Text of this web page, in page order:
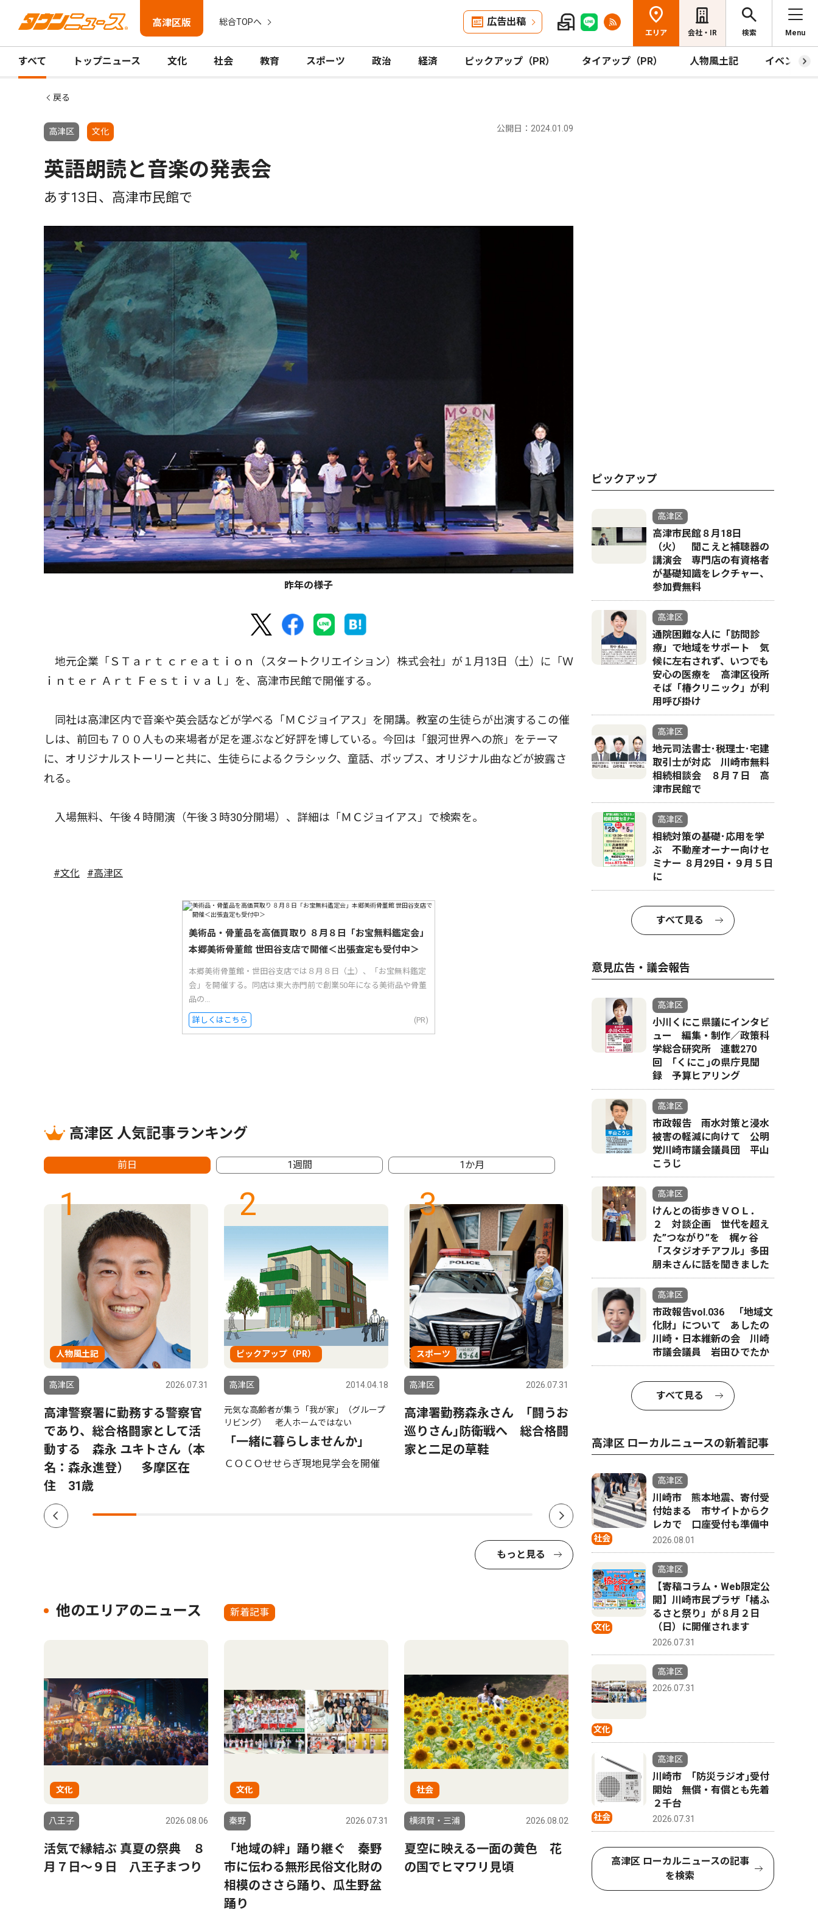
高津区版 総合TOPへ 広告出稿
エリア 会社・IR 検索 Menu
すべて トップニュース 文化 社会 教育 スポーツ 政治 経済 ピックアップ（PR） タイアップ（PR） 人物風土記 イベント
戻る
高津区 文化 公開日：2024.01.09
英語朗読と音楽の発表会
あす13日、高津市民館で
昨年の様子
地元企業「ＳＴａｒｔ ｃｒｅａｔｉｏｎ（スタートクリエイション）株式会社」が１月13日（土）に「Ｗ
ｉｎｔｅｒ Ａｒｔ Ｆｅｓｔｉｖａｌ」を、高津市民館で開催する。
同社は高津区内で音楽や英会話などが学べる「ＭＣジョイアス」を開講。教室の生徒らが出演するこの催
しは、前回も７００人もの来場者が足を運ぶなど好評を博している。今回は「銀河世界への旅」をテーマ
に、オリジナルストーリーと共に、生徒らによるクラシック、童話、ポップス、オリジナル曲などが披露さ
れる。
入場無料、午後４時開演（午後３時30分開場）、詳細は「ＭＣジョイアス」で検索を。
#文化 #高津区
美術品・骨董品を高価買取り ８月８日「お宝無料鑑定会」
本郷美術骨董館 世田谷支店で開催＜出張査定も受付中＞
本郷美術骨董館・世田谷支店では８月８日（土）、「お宝無料鑑定
会」を開催する。同店は東大赤門前で創業50年になる美術品や骨董
品の...
詳しくはこちら (PR)
高津区 人気記事ランキング
前日 1週間 1か月
1
人物風土記
高津区 2026.07.31
高津警察署に勤務する警察官
であり、総合格闘家として活
動する 森永 ユキトさん（本
名：森永進登） 多摩区在
住 31歳
2
ピックアップ（PR）
高津区 2014.04.18
元気な高齢者が集う「我が家」（グループ
リビング） 老人ホームではない
「一緒に暮らしませんか」
ＣＯＣＯせせらぎ現地見学会を開催
3
スポーツ
高津区 2026.07.31
高津署勤務森永さん ｢闘うお
巡りさん｣防衛戦へ 総合格闘
家と二足の草鞋
4
2026.06.24
【川崎市高津区】「ラウンド
「ニトリ」の事業計画も明ら
台
もっと見る
他のエリアのニュース 新着記事
文化
八王子 2026.08.06
活気で縁結ぶ 真夏の祭典 ８
月７日〜９日 八王子まつり
文化
秦野 2026.07.31
「地域の絆」踊り継ぐ 秦野
市に伝わる無形民俗文化財の
相模のささら踊り、瓜生野盆
踊り
社会
横須賀・三浦 2026.08.02
夏空に映える一面の黄色 花
の国でヒマワリ見頃
ピックアップ
高津区
高津市民館８月18日
（火） 聞こえと補聴器の
講演会 専門店の有資格者
が基礎知識をレクチャー、
参加費無料
高津区
通院困難な人に「訪問診
療」で地域をサポート 気
候に左右されず、いつでも
安心の医療を 高津区役所
そば「椿クリニック」が利
用呼び掛け
高津区
地元司法書士･税理士･宅建
取引士が対応 川崎市無料
相続相談会 ８月７日 高
津市民館で
高津区
相続対策の基礎･応用を学
ぶ 不動産オーナー向けセ
ミナー ８月29日・９月５日
に
すべて見る
意見広告・議会報告
高津区
小川くにこ県議にインタビ
ュー 編集・制作／政策科
学総合研究所 連載270
回 ｢くにこ｣の県庁見聞
録 予算ヒアリング
高津区
市政報告 雨水対策と浸水
被害の軽減に向けて 公明
党川崎市議会議員団 平山
こうじ
高津区
けんとの街歩きＶＯＬ．
２ 対談企画 世代を超え
た”つながり”を 梶ヶ谷
「スタジオチアフル」多田
朋未さんに話を聞きました
高津区
市政報告vol.036 「地域文
化財」について あしたの
川崎・日本維新の会 川崎
市議会議員 岩田ひでたか
すべて見る
高津区 ローカルニュースの新着記事
社会
高津区
川崎市 熊本地震、寄付受
付始まる 市サイトからク
レカで 口座受付も準備中
2026.08.01
文化
高津区
【寄稿コラム・Web限定公
開】川崎市民プラザ「橘ふ
るさと祭り」が８月２日
（日）に開催されます
2026.07.31
文化
高津区
2026.07.31
社会
高津区
川崎市 ｢防災ラジオ｣受付
開始 無償・有償とも先着
２千台
2026.07.31
高津区 ローカルニュースの記事
を検索